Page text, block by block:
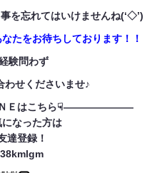
を忘れてはいけませんね(‘◇’)ゞ
たをお待ちしております！！
験問わず
わせくださいませ♪
Ｅはこちら☟———————
なった方は
達登録！